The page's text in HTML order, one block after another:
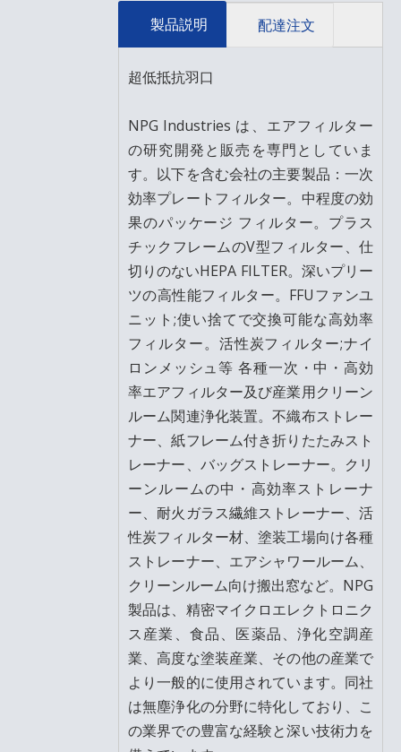
製品説明
配達注文
超低抵抗羽口
NPG Industries は、エアフィルター
の研究開発と販売を専門としていま
す。以下を含む会社の主要製品：一次
効率プレートフィルター。中程度の効
果のパッケージ フィルター。プラス
チックフレームのV型フィルター、仕
切りのないHEPA FILTER。深いプリー
ツの高性能フィルター。FFUファンユ
ニット;使い捨てで交換可能な高効率
フィルター。活性炭フィルター;ナイ
ロンメッシュ等 各種一次・中・高効
率エアフィルター及び産業用クリーン
ルーム関連浄化装置。不織布ストレー
ナー、紙フレーム付き折りたたみスト
レーナー、バッグストレーナー。クリ
ーンルームの中・高効率ストレーナ
ー、耐火ガラス繊維ストレーナー、活
性炭フィルター材、塗装工場向け各種
ストレーナー、エアシャワールーム、
クリーンルーム向け搬出窓など。NPG
製品は、精密マイクロエレクトロニク
ス産業、食品、医薬品、浄化空調産
業、高度な塗装産業、その他の産業で
より一般的に使用されています。同社
は無塵浄化の分野に特化しており、こ
の業界での豊富な経験と深い技術力を